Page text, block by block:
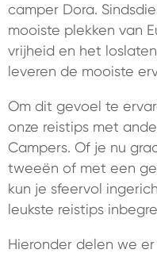
camper Dora.
mooiste plekken van
vrijheid en het
leveren de mooiste
Om dit gevoel te
onze reistips met
Campers. Of je nu
tweeën of met een
kun je sfeervol
leukste reistips
Hieronder delen we